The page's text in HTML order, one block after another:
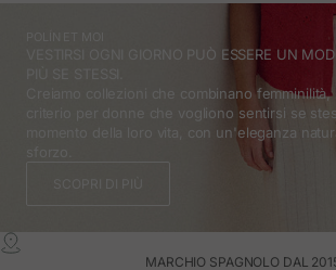
VESTIRSI OGNI GIORNO PUÒ ESSERE UN
Creiamo collezioni che combinano femminilità,
criterio per donne che vogliono sentirsi se
momento della loro vita, con un'eleganza
MARCHIO SPAGNOLO DAL